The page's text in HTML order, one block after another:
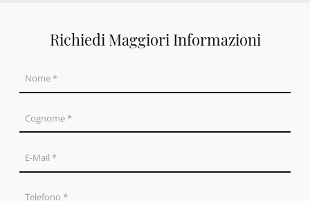
Richiedi Maggiori Informazioni